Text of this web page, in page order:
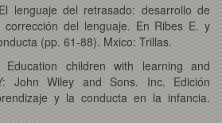
lenguaje del retrasado: desarrollo de
del lenguaje. En Ribes E. y
(pp. 61-88). Mxico: Trillas.
children with learning and
John Wiley and Sons. Inc. Edición
y la conducta en la infancia.